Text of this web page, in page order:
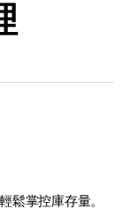
鬆掌控庫存量。